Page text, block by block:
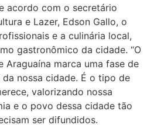
acordo com o secretário
e Lazer, Edson Gallo, o
e a culinária local,
gastronômico da cidade. “O
Araguaína marca uma fase de
nossa cidade. É o tipo de
valorizando nossa
e o povo dessa cidade tão
ser difundidos.